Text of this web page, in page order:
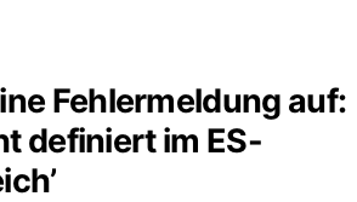
Fehlermeldung auf:
definiert im ES-